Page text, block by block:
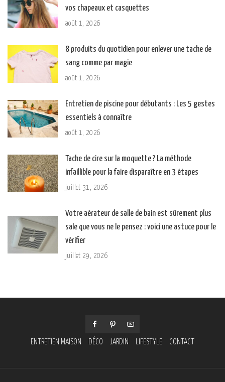
vos chapeaux et casquettes
août 1, 2026
8 produits du quotidien pour enlever une tache de
sang comme par magie
août 1, 2026
Entretien de piscine pour débutants : Les 5 gestes
essentiels à connaître
août 1, 2026
Tache de cire sur la moquette ? La méthode
infaillible pour la faire disparaître en 3 étapes
juillet 31, 2026
Votre aérateur de salle de bain est sûrement plus
sale que vous ne le pensez : voici une astuce pour le
vérifier
juillet 29, 2026
ENTRETIEN MAISON DÉCO JARDIN LIFESTYLE CONTACT